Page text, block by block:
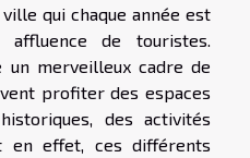
qui chaque année est
de touristes.
un merveilleux cadre de
profiter des espaces
des activités
en effet, ces différents